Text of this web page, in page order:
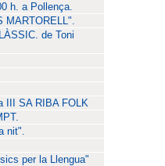
h. a Pollença.
MARTORELL".
de Toni
III SA RIBA FOLK
nit".
per la Llengua"